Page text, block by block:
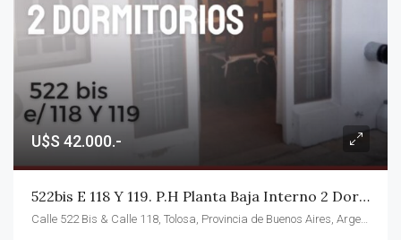
U$S 42.000.-
522bis E 118 Y 119. P.H Planta Baja Interno 2 Dormitorios!!! MUY BUEN ESTADO!!
Calle 522 Bis & Calle 118, Tolosa, Provincia de Buenos Aires, Argentina